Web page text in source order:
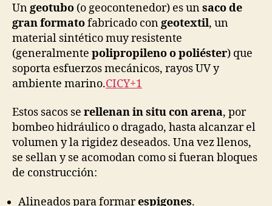
Ungeotubo (o geocontenedor) es unsaco de
gran formatofabricado congeotextil, un
material sintético muy resistente
(generalmente polipropileno o poliéster) que
soporta esfuerzos mecánicos, rayos UV y
ambiente marino.CICY+1
Estos sacos se rellenan in situ con arena, por
bombeo hidráulico o dragado, hasta alcanzar el
volumen y la rigidez deseados. Una vez llenos,
se sellan y se acomodan como si fueran bloques
de construcción:
Alineados para formarespigones.